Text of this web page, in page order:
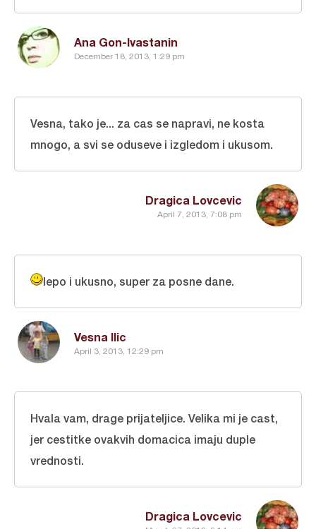
Ana Gon-Ivastanin
December 18, 2013, 1:29 pm
Dragica Lovcevic
April 7, 2013, 7:08 pm
Vesna, tako je... za cas se napravi, ne kosta
mnogo, a svi se oduseve i izgledom i ukusom.
Vesna Ilic
April 3, 2013, 12:29 pm
lepo i ukusno, super za posne dane.
Dragica Lovcevic
Hvala vam, drage prijateljice. Velika mi je cast,
jer cestitke ovakvih domacica imaju duple
vrednosti.